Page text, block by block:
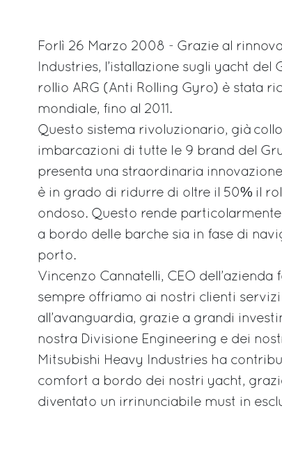
Forlì 26 Marzo 2008 - Grazie al
Industries, l’istallazione sugli yacht
rollio ARG (Anti Rolling Gyro) è stata
mondiale, fino al 2011.
Questo sistema rivoluzionario, già
imbarcazioni di tutte le 9 brand del
presenta una straordinaria
è in grado di ridurre di oltre il 50% il
ondoso. Questo rende
a bordo delle barche sia in fase di
porto.
Vincenzo Cannatelli, CEO dell’azienda
sempre offriamo ai nostri clienti
all’avanguardia, grazie a grandi
nostra Divisione Engineering e dei
Mitsubishi Heavy Industries ha
comfort a bordo dei nostri yacht,
diventato un irrinunciabile must in